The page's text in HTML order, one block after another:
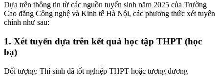
Dựa trên thông tin từ các nguồn tuyển sinh năm 2025 của Trường
Cao đẳng Công nghệ và Kinh tế Hà Nội, các phương thức xét tuyển
chính như sau:
1. Xét tuyển dựa trên kết quả học tập THPT (học
bạ)
Đối tượng: Thí sinh đã tốt nghiệp THPT hoặc tương đương